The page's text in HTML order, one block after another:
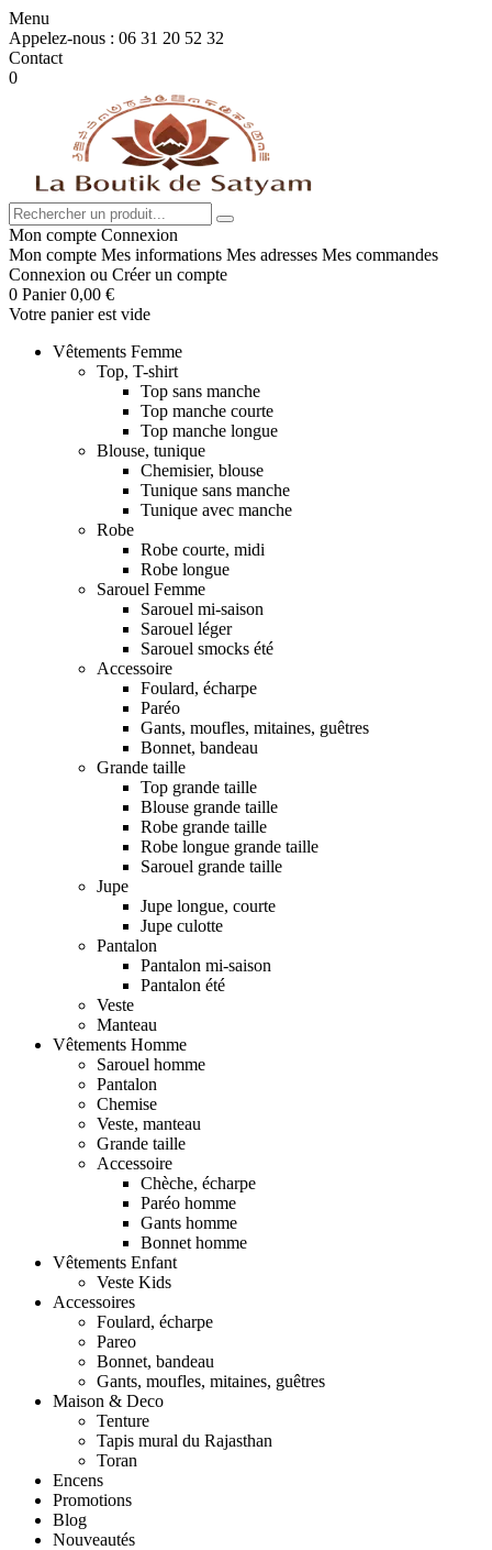
Menu
Appelez-nous : 06 31 20 52 32
Contact
0
Mon compte Connexion
Mon compte Mes informations Mes adresses Mes commandes
Connexion ou Créer un compte
0 Panier 0,00 €
Votre panier est vide
Vêtements Femme
Top, T-shirt
Top sans manche
Top manche courte
Top manche longue
Blouse, tunique
Chemisier, blouse
Tunique sans manche
Tunique avec manche
Robe
Robe courte, midi
Robe longue
Sarouel Femme
Sarouel mi-saison
Sarouel léger
Sarouel smocks été
Accessoire
Foulard, écharpe
Paréo
Gants, moufles, mitaines, guêtres
Bonnet, bandeau
Grande taille
Top grande taille
Blouse grande taille
Robe grande taille
Robe longue grande taille
Sarouel grande taille
Jupe
Jupe longue, courte
Jupe culotte
Pantalon
Pantalon mi-saison
Pantalon été
Veste
Manteau
Vêtements Homme
Sarouel homme
Pantalon
Chemise
Veste, manteau
Grande taille
Accessoire
Chèche, écharpe
Paréo homme
Gants homme
Bonnet homme
Vêtements Enfant
Veste Kids
Accessoires
Foulard, écharpe
Pareo
Bonnet, bandeau
Gants, moufles, mitaines, guêtres
Maison & Deco
Tenture
Tapis mural du Rajasthan
Toran
Encens
Promotions
Blog
Nouveautés